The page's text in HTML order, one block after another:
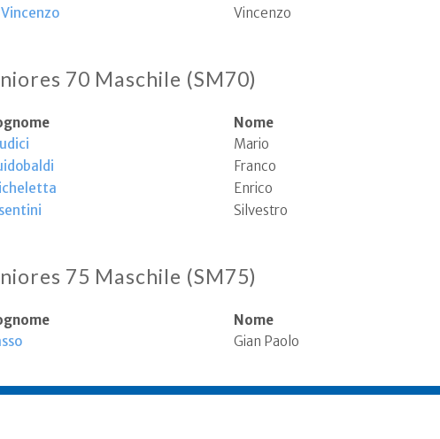
Vincenzo
Vincenzo
70 Maschile (SM70)
Nome
Mario
Franco
Enrico
Silvestro
75 Maschile (SM75)
Nome
Gian Paolo